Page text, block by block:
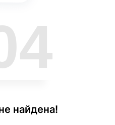
найдена!